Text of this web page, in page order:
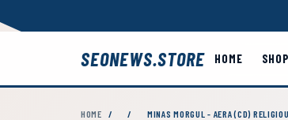
SEONEWS.STORE HOME
HOME / / MINAS MORGUL - AERA (CD)